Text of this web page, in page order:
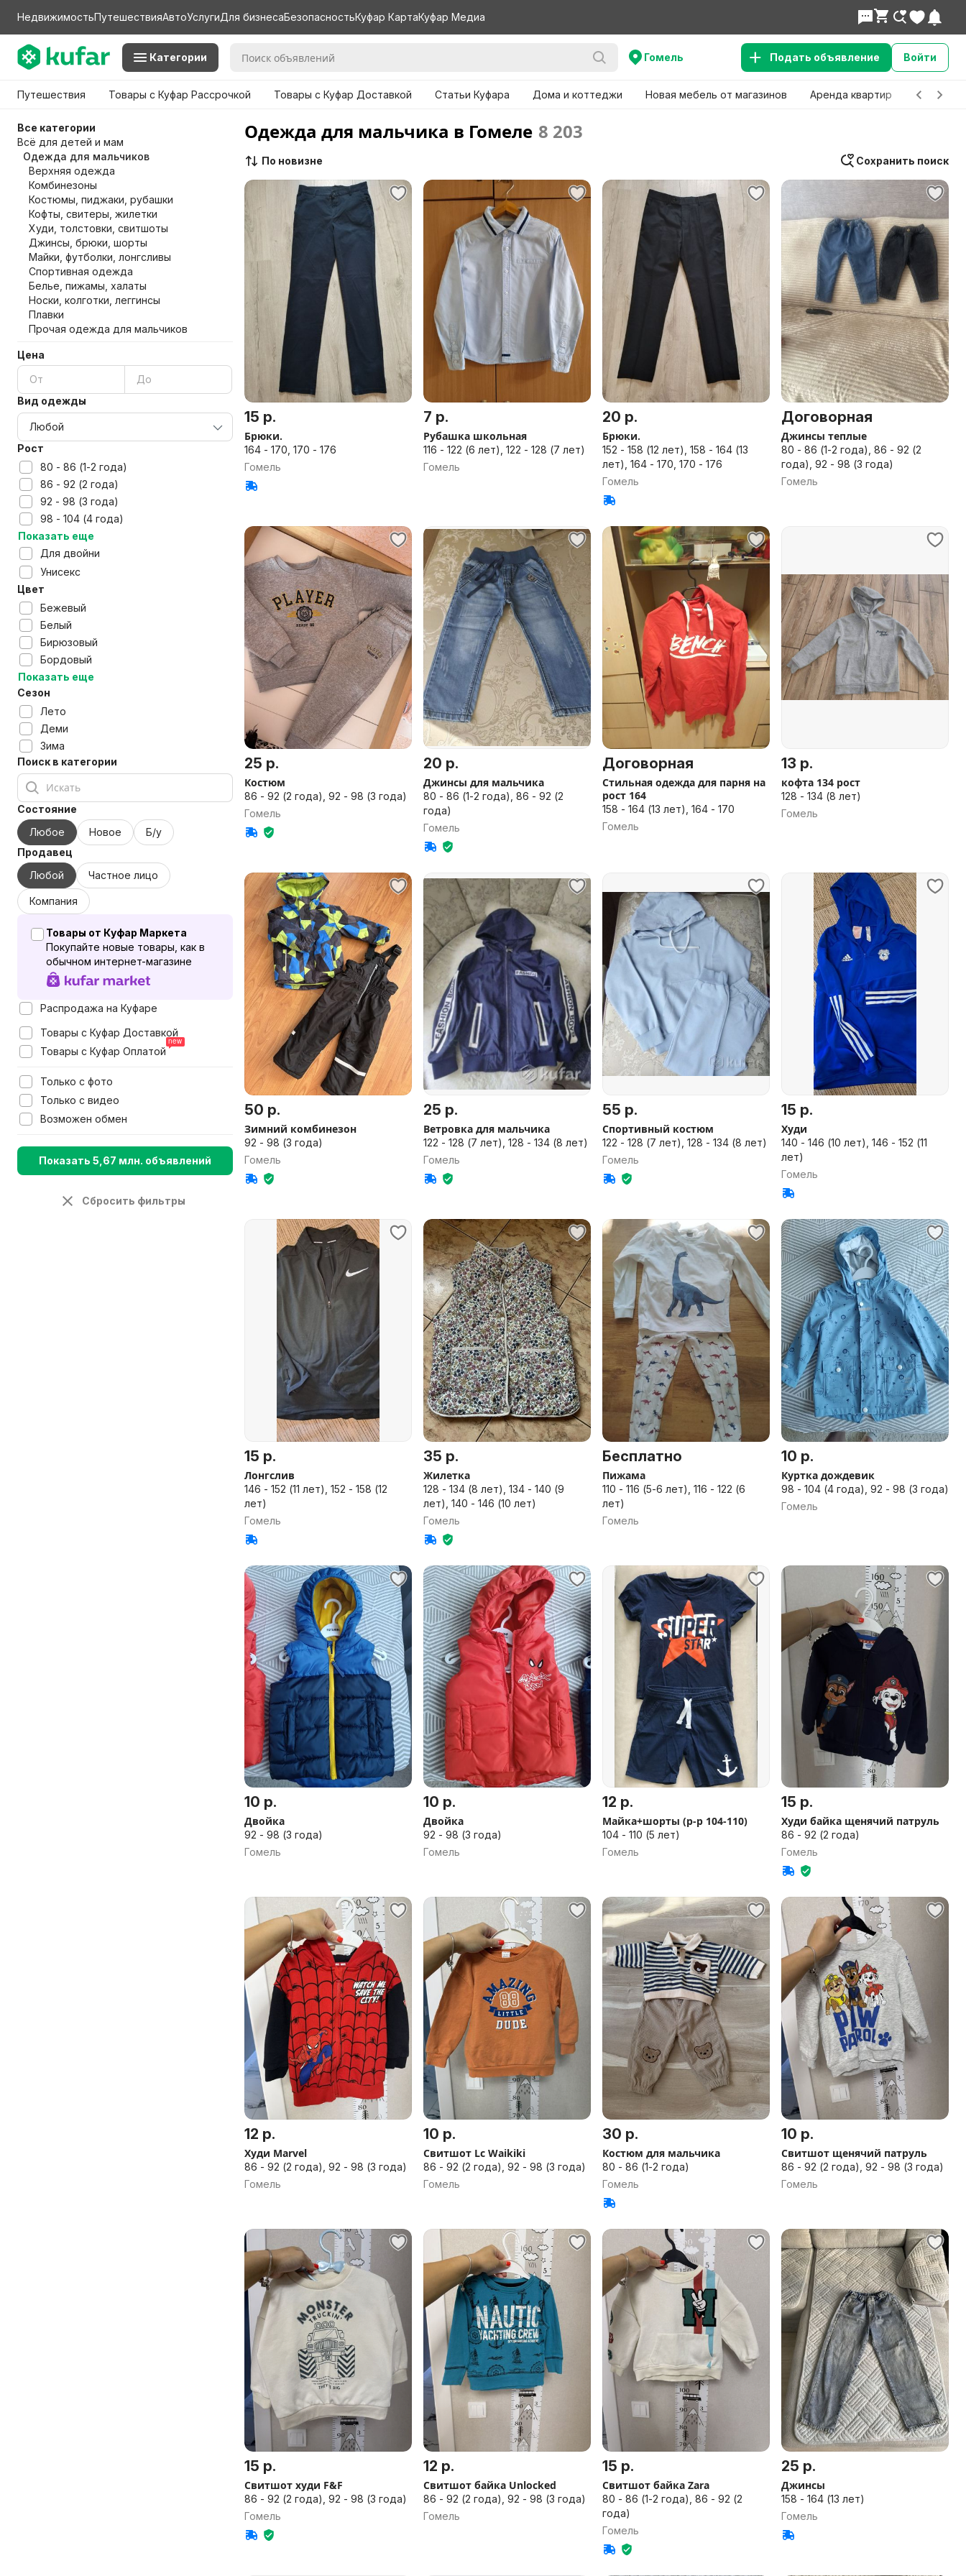
НедвижимостьПутешествияАвтоУслугиДля бизнесаБезопасностьКуфар КартаКуфар Медиа
Категории Гомель Подать объявление Войти
Путешествия Товары с Куфар Рассрочкой Товары с Куфар Доставкой Статьи Куфара Дома и коттеджи Новая мебель от магазинов Аренда квартир Детские
Все категории
Всё для детей и мам
Одежда для мальчиков
Верхняя одежда
Комбинезоны
Костюмы, пиджаки, рубашки
Кофты, свитеры, жилетки
Худи, толстовки, свитшоты
Джинсы, брюки, шорты
Майки, футболки, лонгсливы
Спортивная одежда
Белье, пижамы, халаты
Носки, колготки, леггинсы
Плавки
Прочая одежда для мальчиков
Цена
Вид одежды
Рост
80 - 86 (1-2 года)
86 - 92 (2 года)
92 - 98 (3 года)
98 - 104 (4 года)
Показать еще
Для двойни
Унисекс
Цвет
Бежевый
Белый
Бирюзовый
Бордовый
Показать еще
Сезон
Лето
Деми
Зима
Поиск в категории
Состояние
Любое
Новое
Б/у
Продавец
Любой
Частное лицо
Компания
Товары от Куфар Маркета
Покупайте новые товары, как в
обычном интернет-магазине
Распродажа на Куфаре
Товары с Куфар Доставкой
Товары с Куфар Оплатой
Только с фото
Только с видео
Возможен обмен
Показать 5,67 млн. объявлений
Сбросить фильтры
Одежда для мальчика в Гомеле 8 203
Сохранить поиск
По новизне
15 р.
Брюки.
164 - 170, 170 - 176
Гомель
7 р.
Рубашка школьная
116 - 122 (6 лет), 122 - 128 (7 лет)
Гомель
20 р.
Брюки.
152 - 158 (12 лет), 158 - 164 (13
лет), 164 - 170, 170 - 176
Гомель
Договорная
Джинсы теплые
80 - 86 (1-2 года), 86 - 92 (2
года), 92 - 98 (3 года)
Гомель
25 р.
Костюм
86 - 92 (2 года), 92 - 98 (3 года)
Гомель
20 р.
Джинсы для мальчика
80 - 86 (1-2 года), 86 - 92 (2
года)
Гомель
Договорная
Стильная одежда для парня на
рост 164
158 - 164 (13 лет), 164 - 170
Гомель
13 р.
кофта 134 рост
128 - 134 (8 лет)
Гомель
50 р.
Зимний комбинезон
92 - 98 (3 года)
Гомель
25 р.
Ветровка для мальчика
122 - 128 (7 лет), 128 - 134 (8 лет)
Гомель
55 р.
Спортивный костюм
122 - 128 (7 лет), 128 - 134 (8 лет)
Гомель
15 р.
Худи
140 - 146 (10 лет), 146 - 152 (11
лет)
Гомель
15 р.
Лонгслив
146 - 152 (11 лет), 152 - 158 (12
лет)
Гомель
35 р.
Жилетка
128 - 134 (8 лет), 134 - 140 (9
лет), 140 - 146 (10 лет)
Гомель
Бесплатно
Пижама
110 - 116 (5-6 лет), 116 - 122 (6
лет)
Гомель
10 р.
Куртка дождевик
98 - 104 (4 года), 92 - 98 (3 года)
Гомель
10 р.
Двойка
92 - 98 (3 года)
Гомель
10 р.
Двойка
92 - 98 (3 года)
Гомель
12 р.
Майка+шорты (р-р 104-110)
104 - 110 (5 лет)
Гомель
15 р.
Худи байка щенячий патруль
86 - 92 (2 года)
Гомель
12 р.
Худи Marvel
86 - 92 (2 года), 92 - 98 (3 года)
Гомель
10 р.
Свитшот Lc Waikiki
86 - 92 (2 года), 92 - 98 (3 года)
Гомель
30 р.
Костюм для мальчика
80 - 86 (1-2 года)
Гомель
10 р.
Свитшот щенячий патруль
86 - 92 (2 года), 92 - 98 (3 года)
Гомель
15 р.
Свитшот худи F&F
86 - 92 (2 года), 92 - 98 (3 года)
Гомель
12 р.
Свитшот байка Unlocked
86 - 92 (2 года), 92 - 98 (3 года)
Гомель
15 р.
Свитшот байка Zara
80 - 86 (1-2 года), 86 - 92 (2
года)
Гомель
25 р.
Джинсы
158 - 164 (13 лет)
Гомель